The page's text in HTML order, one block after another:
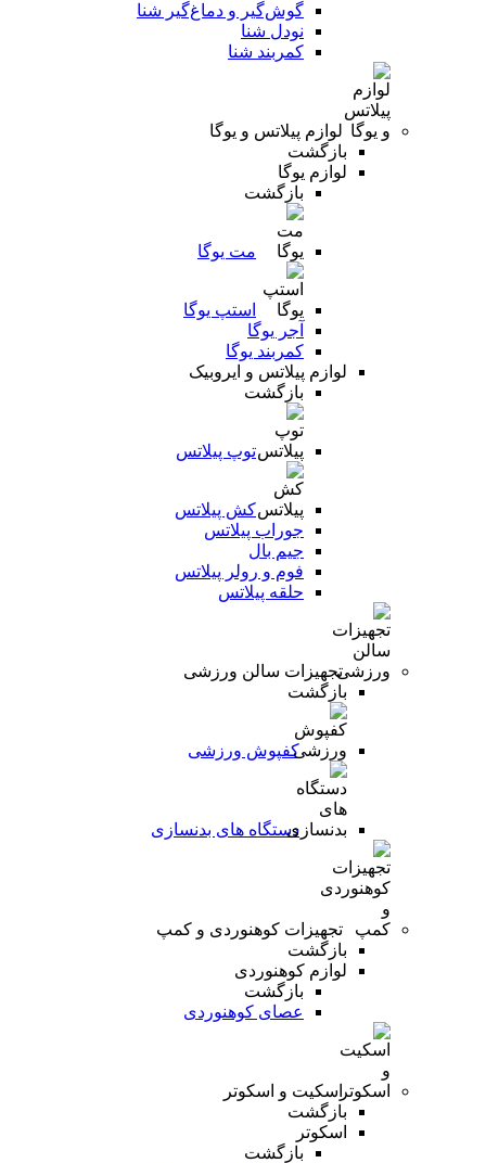
گوش‌گیر و دماغ‌گیر شنا
نودل شنا
کمربند شنا
لوازم پیلاتس و یوگا
بازگشت
لوازم یوگا
بازگشت
مت یوگا
استپ یوگا
آجر یوگا
کمربند یوگا
لوازم پیلاتس و ایروبیک
بازگشت
توپ پیلاتس
کش پیلاتس
جوراب پیلاتس
جیم بال
فوم و رولر پیلاتس
حلقه پیلاتس
تجهیزات سالن ورزشی
بازگشت
کفپوش ورزشی
دستگاه های بدنسازی
تجهیزات کوهنوردی و کمپ
بازگشت
لوازم کوهنوردی
بازگشت
عصای کوهنوردی
اسکیت و اسکوتر
بازگشت
اسکوتر
بازگشت